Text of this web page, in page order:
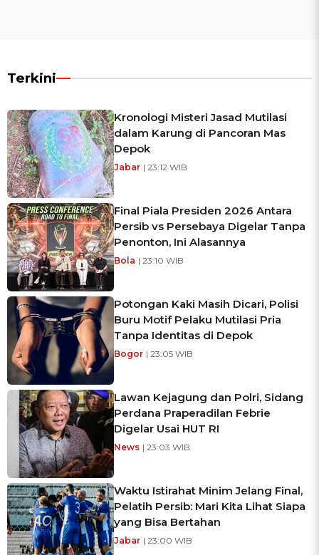
Terkini
Kronologi Misteri Jasad Mutilasi
dalam Karung di Pancoran Mas
Depok
Jabar | 23:12 WIB
Final Piala Presiden 2026 Antara
Persib vs Persebaya Digelar Tanpa
Penonton, Ini Alasannya
Bola | 23:10 WIB
Potongan Kaki Masih Dicari, Polisi
Buru Motif Pelaku Mutilasi Pria
Tanpa Identitas di Depok
Bogor | 23:05 WIB
Lawan Kejagung dan Polri, Sidang
Perdana Praperadilan Febrie
Digelar Usai HUT RI
News | 23:03 WIB
Waktu Istirahat Minim Jelang Final,
Pelatih Persib: Mari Kita Lihat Siapa
yang Bisa Bertahan
Jabar | 23:00 WIB